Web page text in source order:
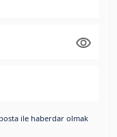
ile haberdar olmak